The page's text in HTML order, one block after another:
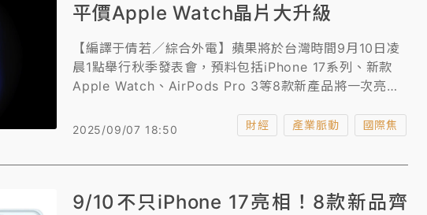
平價Apple Watch晶片大升級
【編譯于倩若／綜合外電】蘋果將於台灣時間9月10日凌
晨1點舉行秋季發表會，預料包括iPhone 17系列、新款
Apple Watch、AirPods Pro 3等8款新產品將一次亮
2025/09/07 18:50 財經 產業脈動 國際焦
9/10不只iPhone 17亮相！8款新品齊